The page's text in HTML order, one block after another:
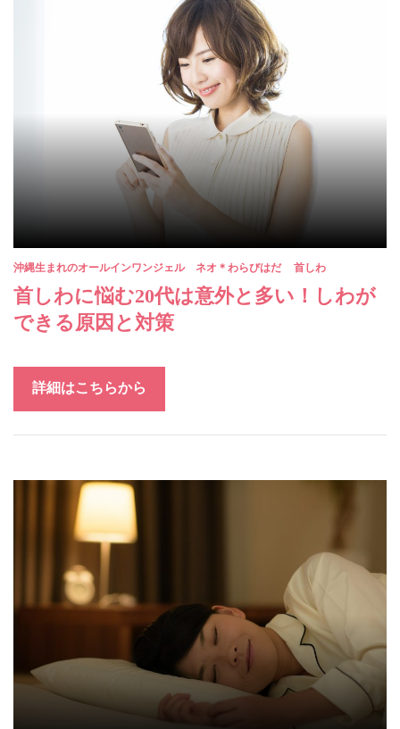
沖縄生まれのオールインワンジェル ネオ＊わらびはだ 首しわ
首しわに悩む20代は意外と多い！しわが
できる原因と対策
詳細はこちらから